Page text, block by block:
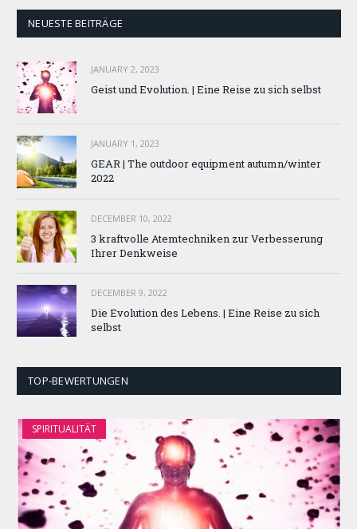
NEUESTE BEITRÄGE
JANUARY 2, 2023
Geist und Evolution. | Eine Reise zu sich selbst
JANUARY 1, 2023
GEAR | The outdoor equipment autumn/winter
2022
DECEMBER 10, 2022
3 kraftvolle Atemtechniken zur Verbesserung
Ihrer Denkweise
DECEMBER 9, 2022
Die Evolution des Lebens. | Eine Reise zu sich
selbst
TOP-BEWERTUNGEN
SPIRITUALITÄT